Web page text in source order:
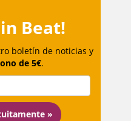
Beat!
boletín de noticias y
de 5€.
»